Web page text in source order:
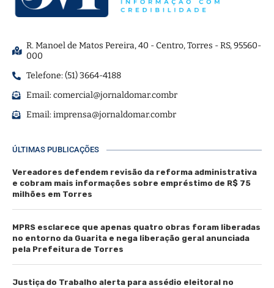
R. Manoel de Matos Pereira, 40 - Centro, Torres - RS, 95560-
000
Telefone: (51) 3664-4188
Email:comercial@jornaldomar.combr
Email:imprensa@jornaldomar.combr
ÚLTIMAS PUBLICAÇÕES
Vereadores defendem revisão da reforma administrativa
e cobram mais informações sobre empréstimo de R$ 75
milhões em Torres
MPRS esclarece que apenas quatro obras foram liberadas
no entorno da Guarita e nega liberação geral anunciada
pela Prefeitura de Torres
Justiça do Trabalho alerta para assédio eleitoral no